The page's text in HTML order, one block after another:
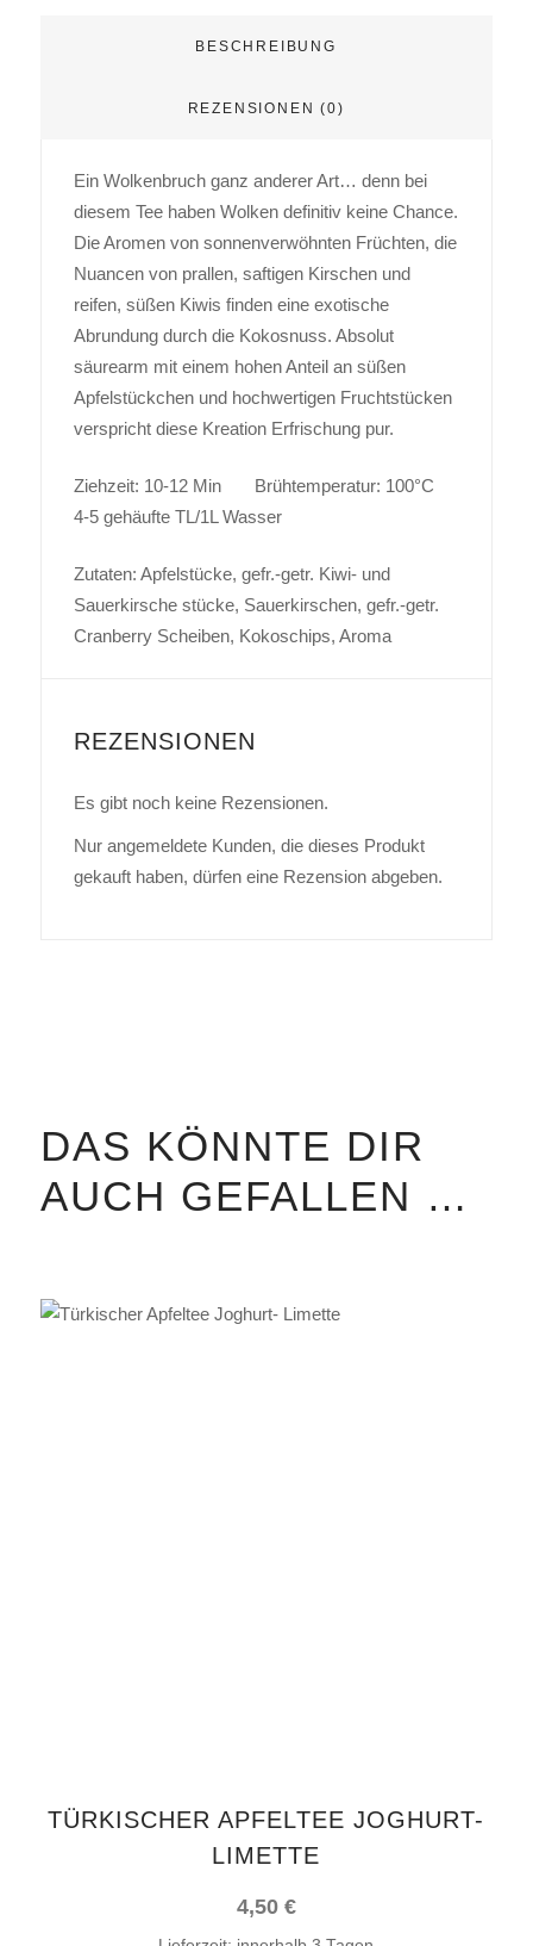
BESCHREIBUNG
REZENSIONEN (0)
Ein Wolkenbruch ganz anderer Art… denn bei
diesem Tee haben Wolken definitiv keine Chance.
Die Aromen von sonnenverwöhnten Früchten, die
Nuancen von prallen, saftigen Kirschen und
reifen, süßen Kiwis finden eine exotische
Abrundung durch die Kokosnuss. Absolut
säurearm mit einem hohen Anteil an süßen
Apfelstückchen und hochwertigen Fruchtstücken
verspricht diese Kreation Erfrischung pur.
Ziehzeit: 10-12 Min Brühtemperatur: 100°C
4-5 gehäufte TL/1L Wasser
Zutaten: Apfelstücke, gefr.-getr. Kiwi- und
Sauerkirsche stücke, Sauerkirschen, gefr.-getr.
Cranberry Scheiben, Kokoschips, Aroma
REZENSIONEN
Es gibt noch keine Rezensionen.
Nur angemeldete Kunden, die dieses Produkt
gekauft haben, dürfen eine Rezension abgeben.
DAS KÖNNTE DIR
AUCH GEFALLEN …
TÜRKISCHER APFELTEE JOGHURT-
LIMETTE
4,50 €